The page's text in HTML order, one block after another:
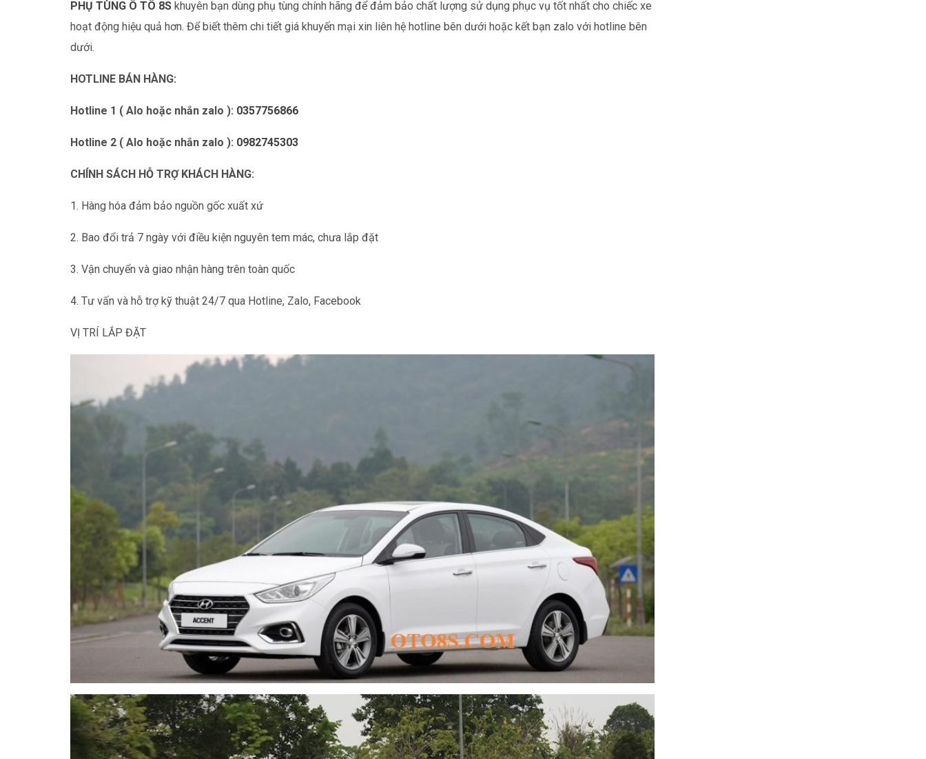
PHỤ TÙNG Ô TÔ 8S khuyên bạn dùng phụ tùng chính hãng để đảm bảo chất lượng sử dụng phục vụ tốt nhất cho chiếc xe
hoạt động hiệu quả hơn. Để biết thêm chi tiết giá khuyến mại xin liên hệ hotline bên dưới hoặc kết bạn zalo với hotline bên
dưới.
HOTLINE BÁN HÀNG:
Hotline 1 ( Alo hoặc nhắn zalo ): 0357756866
Hotline 2 ( Alo hoặc nhắn zalo ): 0982745303
CHÍNH SÁCH HỖ TRỢ KHÁCH HÀNG:
1. Hàng hóa đảm bảo nguồn gốc xuất xứ
2. Bao đổi trả 7 ngày với điều kiện nguyên tem mác, chưa lắp đặt
3. Vận chuyển và giao nhận hàng trên toàn quốc
4. Tư vấn và hỗ trợ kỹ thuật 24/7 qua Hotline, Zalo, Facebook
VỊ TRÍ LẮP ĐẶT